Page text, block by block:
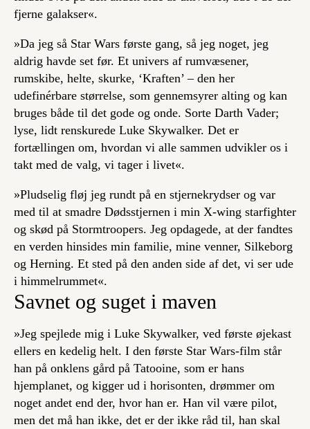
fjerne galakser«.
»Da jeg så Star Wars første gang, så jeg noget, jeg
aldrig havde set før. Et univers af rumvæsener,
rumskibe, helte, skurke, ‘Kraften’ – den her
udefinérbare størrelse, som gennemsyrer alting og kan
bruges både til det gode og onde. Sorte Darth Vader;
lyse, lidt renskurede Luke Skywalker. Det er
fortællingen om, hvordan vi alle sammen udvikler os i
takt med de valg, vi tager i livet«.
»Pludselig fløj jeg rundt på en stjernekrydser og var
med til at smadre Dødsstjernen i min X-wing starfighter
og skød på Stormtroopers. Jeg opdagede, at der fandtes
en verden hinsides min familie, mine venner, Silkeborg
og Herning. Et sted på den anden side af det, vi ser ude
i himmelrummet«.
Savnet og suget i maven
»Jeg spejlede mig i Luke Skywalker, ved første øjekast
ellers en kedelig helt. I den første Star Wars-film står
han på onklens gård på Tatooine, som er hans
hjemplanet, og kigger ud i horisonten, drømmer om
noget andet end der, hvor han er. Han vil være pilot,
men det må han ikke, det er der ikke råd til, han skal